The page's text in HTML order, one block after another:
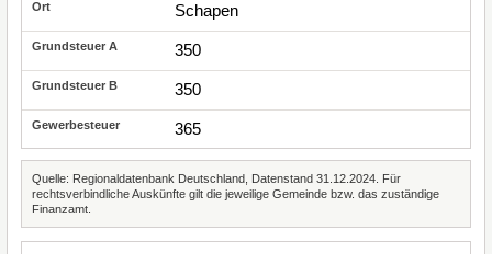
Schapen
350
350
365
Quelle: Regionaldatenbank Deutschland, Datenstand 31.12.2024. Für
rechtsverbindliche Auskünfte gilt die jeweilige Gemeinde bzw. das zuständige
Finanzamt.